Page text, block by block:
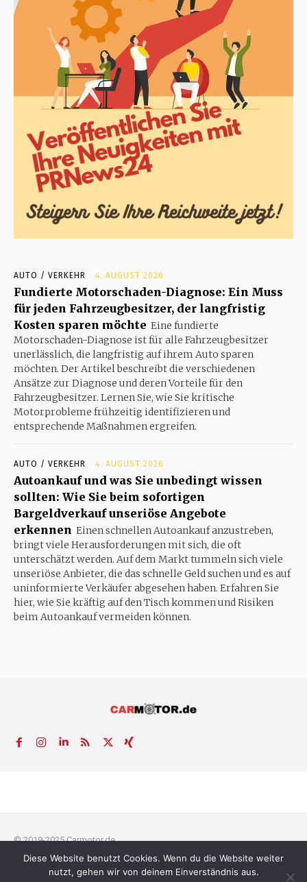
AUTO / VERKEHR 4. AUGUST 2026
Fundierte Motorschaden-Diagnose: Ein Muss
für jeden Fahrzeugbesitzer, der langfristig
Kosten sparen möchte Eine fundierte
Motorschaden-Diagnose ist für alle Fahrzeugbesitzer
unerlässlich, die langfristig auf ihrem Auto sparen
möchten. Der Artikel beschreibt die verschiedenen
Ansätze zur Diagnose und deren Vorteile für den
Fahrzeugbesitzer. Lernen Sie, wie Sie kritische
Motorprobleme frühzeitig identifizieren und
entsprechende Maßnahmen ergreifen.
AUTO / VERKEHR 4. AUGUST 2026
Autoankauf und was Sie unbedingt wissen
sollten: Wie Sie beim sofortigen
Bargeldverkauf unseriöse Angebote
erkennen Einen schnellen Autoankauf anzustreben,
bringt viele Herausforderungen mit sich, die oft
unterschätzt werden. Auf dem Markt tummeln sich viele
unseriöse Anbieter, die das schnelle Geld suchen und es auf
uninformierte Verkäufer abgesehen haben. Erfahren Sie
hier, wie Sie kräftig auf den Tisch kommen und Risiken
beim Autoankauf vermeiden können.
© 2019-2025 Carmotor.de
AGB Datenschutzerklärung FAQ Kontakt Impressum
News
Diese Website benutzt Cookies. Wenn du die Website weiter
nutzt, gehen wir von deinem Einverständnis aus.